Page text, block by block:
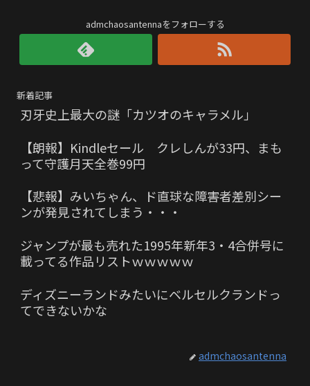
admchaosantennaをフォローする
新着記事
刃牙史上最大の謎「カツオのキャラメル」
【朗報】Kindleセール クレしんが33円、まも
って守護月天全巻99円
【悲報】みいちゃん、ド直球な障害者差別シー
ンが発見されてしまう・・・
ジャンプが最も売れた1995年新年3・4合併号に
載ってる作品リストｗｗｗｗｗ
ディズニーランドみたいにベルセルクランドっ
てできないかな
admchaosantenna